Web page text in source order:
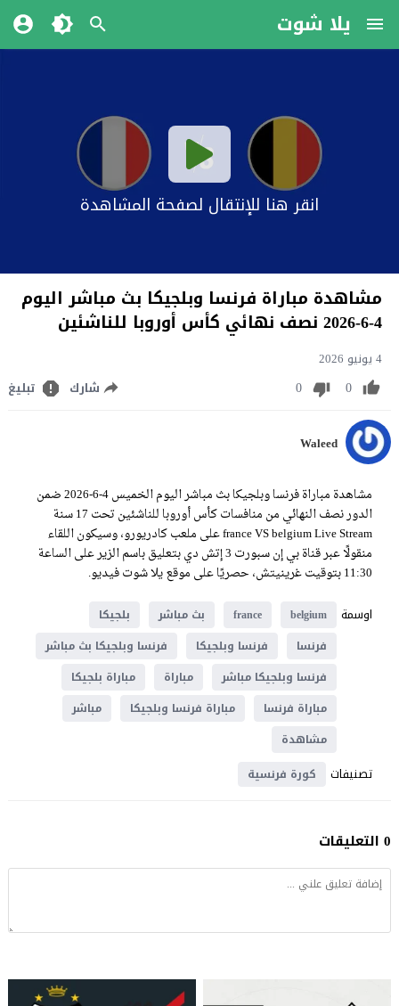
يلا شوت
انقر هنا للإنتقال لصفحة المشاهدة
مشاهدة مباراة فرنسا وبلجيكا بث مباشر اليوم
4-6-2026 نصف نهائي كأس أوروبا للناشئين
4 يونيو 2026
0
0 شارك تبليغ
Waleed
مشاهدة مباراة فرنسا وبلجيكا بث مباشر اليوم الخميس 4-6-2026 ضمن
الدور نصف النهائي من منافسات كأس أوروبا للناشئين تحت 17 سنة
france VS belgium Live Stream على ملعب كادريورو، وسيكون اللقاء
منقولًا عبر قناة بي إن سبورت 3 إتش دي بتعليق باسم الزير على الساعة
11:30 بتوقيت غرينيتش، حصريًا على موقع يلا شوت فيديو.
اوسمة
belgium
france بث مباشر
بلجيكا
فرنسا
فرنسا وبلجيكا
فرنسا وبلجيكا بث مباشر
فرنسا وبلجيكا مباشر
مباراة
مباراة بلجيكا
مباراة فرنسا
مباراة فرنسا وبلجيكا
مباشر
مشاهدة
تصنيفات كورة فرنسية
0 التعليقات